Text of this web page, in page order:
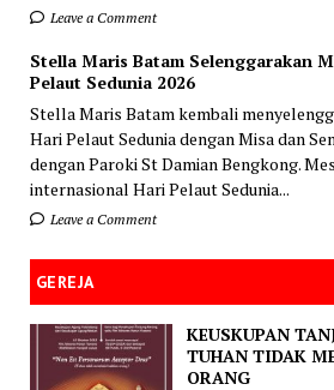
Leave a Comment
Stella Maris Batam Selenggarakan
Pelaut Sedunia 2026
Stella Maris Batam kembali
Hari Pelaut Sedunia dengan Misa dan
dengan Paroki St Damian Bengkong.
internasional Hari Pelaut Sedunia...
Leave a Comment
GEREJA
KEUSKUPAN
TUHAN TIDAK
ORANG